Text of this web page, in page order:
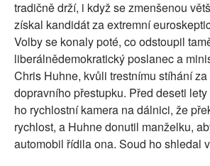
tradičně drží, i když se zmenšenou
získal kandidát za extremní
Volby se konaly poté, co odstoupil
liberálnědemokratický poslanec a
Chris Huhne, kvůli trestnímu stíhání
dopravního přestupku. Před deseti
ho rychlostní kamera na dálnici, že
rychlost, a Huhne donutil manželku,
automobil řídila ona. Soud ho shledal